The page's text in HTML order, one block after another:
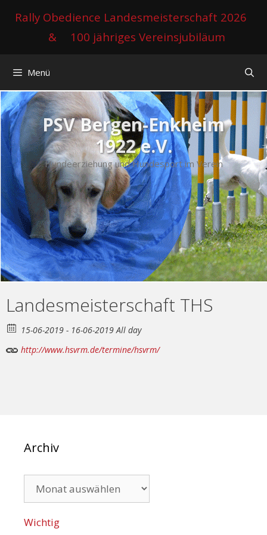
InhaltRally Obedience Landesmeisterschaft 2026
&
100 jähriges Vereinsjubiläum
Menü
PSV Bergen-Enkheim
1922 e.V.
Hundeerziehung und Hundesport im Verein
Landesmeisterschaft THS
15-06-2019 - 16-06-2019 All day
http://www.hsvrm.de/termine/hsvrm/
Archiv
Wichtig